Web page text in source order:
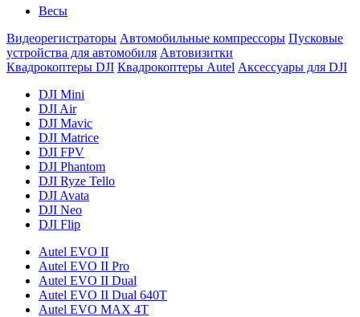
Весы
Видеорегистраторы Автомобильные компрессоры Пусковые
устройства для автомобиля Автовизитки
Квадрокоптеры DJI Квадрокоптеры Autel Аксессуары для DJI
DJI Mini
DJI Air
DJI Mavic
DJI Matrice
DJI FPV
DJI Phantom
DJI Ryze Tello
DJI Avata
DJI Neo
DJI Flip
Autel EVO II
Autel EVO II Pro
Autel EVO II Dual
Autel EVO II Dual 640T
Autel EVO MAX 4T